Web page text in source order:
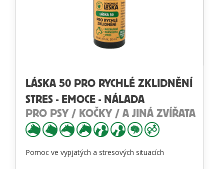
LÁSKA 50 PRO RYCHLÉ ZKLIDNĚNÍ
STRES - EMOCE - NÁLADA
PRO PSY / KOČKY / A JINÁ ZVÍŘATA
Pomoc ve vypjatých a stresových situacích